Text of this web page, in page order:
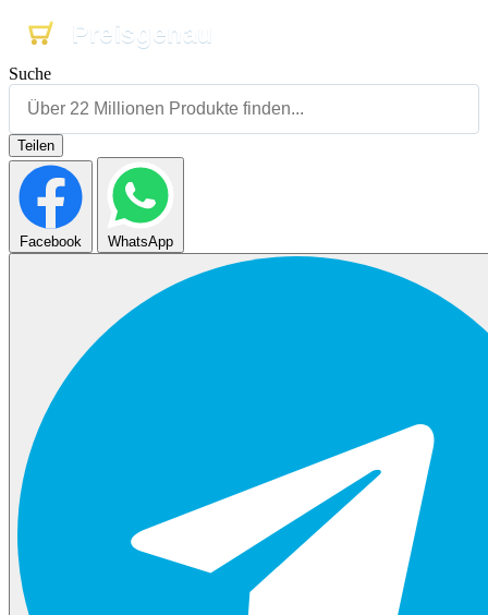
Preisgenau
Preisgenau
Preisgenau
Suche
Teilen
Facebook WhatsApp